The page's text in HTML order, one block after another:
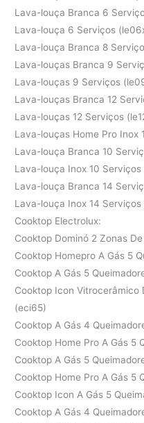
Lava-louça Branca 6
Lava-louça 6 Serviços
Lava-louça Branca 8
Lava-louças Branca 9
Lava-louças 9 Serviços
Lava-louças Branca 12
Lava-louças 12 Serviços
Lava-louças Home Pro Inox
Lava-louça Branca 10
Lava-louça Inox 10 Serviços
Lava-louça Branca 14
Lava-louça Inox 14 Serviços
Cooktop Electrolux:
Cooktop Dominó 2 Zonas
Cooktop Homepro A Gás 5
Cooktop A Gás 5
Cooktop Icon Vitrocerâmico
(eci65)
Cooktop A Gás 4
Cooktop Home Pro A Gás 5
Cooktop A Gás 5
Cooktop Home Pro A Gás 5
Cooktop Icon A Gás 5
Cooktop A Gás 4